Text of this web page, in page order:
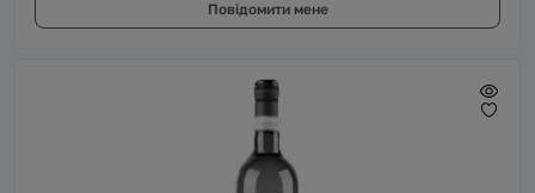
Повідомити мене